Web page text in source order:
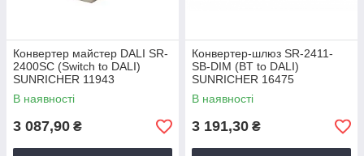
Конвертер майстер DALI SR-
2400SC (Switch to DALI)
SUNRICHER 11943
В наявності
3 087,90 ₴
Конвертер-шлюз SR-2411-
SB-DIM (BT to DALI)
SUNRICHER 16475
В наявності
3 191,30 ₴